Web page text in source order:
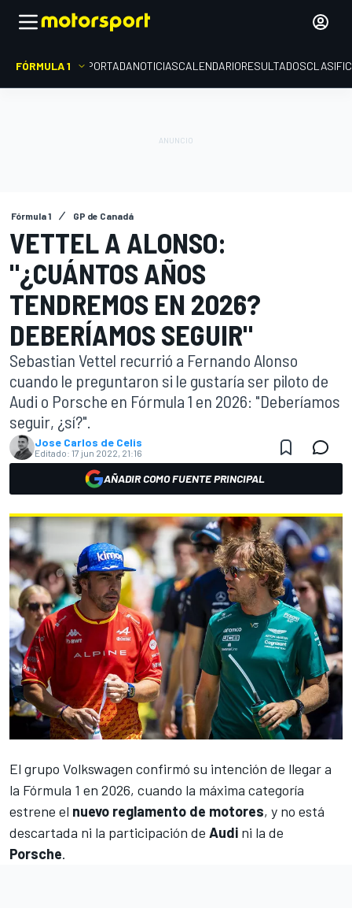
FÓRMULA 1 PORTADANOTICIASCALENDARIORESULTADOS
Fórmula 1 GP de Canadá
VETTEL A ALONSO:
"¿CUÁNTOS AÑOS
TENDREMOS EN 2026?
DEBERÍAMOS SEGUIR"
Sebastian Vettel recurrió a Fernando Alonso
cuando le preguntaron si le gustaría ser piloto de
Audi o Porsche en Fórmula 1 en 2026: "Deberíamos
seguir, ¿sí?".
Jose Carlos de Celis
Editado: 17 jun 2022, 21:16
AÑADIR COMO FUENTE PRINCIPAL
El grupo Volkswagen confirmó su intención de llegar a
la Fórmula 1 en 2026, cuando la máxima categoría
estrene el nuevo reglamento de motores, y no está
descartada ni la participación de Audi ni la de
Porsche.